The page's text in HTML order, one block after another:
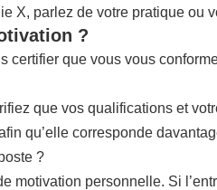
X, parlez de votre pratique ou
?
que vous vous
que vos qualifications et
qu’elle corresponde
?
motivation personnelle. Si